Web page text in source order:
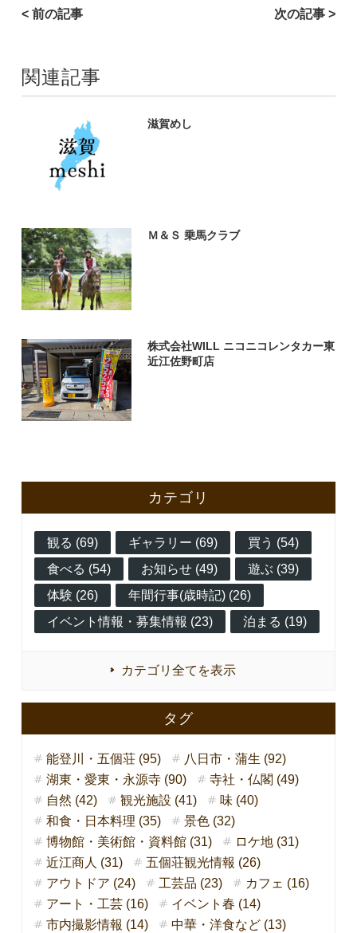
< 前の記事 次の記事 >
関連記事
滋賀めし
Ｍ＆Ｓ 乗馬クラブ
株式会社WILL ニコニコレンタカー東
近江佐野町店
カテゴリ
観る (69) ギャラリー (69)
買う (54)
食べる (54)
お知らせ (49)
遊ぶ (39)
体験 (26)
年間行事(歳時記) (26)
イベント情報・募集情報 (23)
泊まる (19)
カテゴリ全てを表示
タグ
能登川・五個荘 (95)
八日市・蒲生 (92)
湖東・愛東・永源寺 (90)
寺社・仏閣 (49)
自然 (42)
観光施設 (41)
味 (40)
和食・日本料理 (35)
景色 (32)
博物館・美術館・資料館 (31)
ロケ地 (31)
近江商人 (31)
五個荘観光情報 (26)
アウトドア (24)
工芸品 (23)
カフェ (16)
アート・工芸 (16)
イベント春 (14)
市内撮影情報 (14)
中華・洋食など (13)